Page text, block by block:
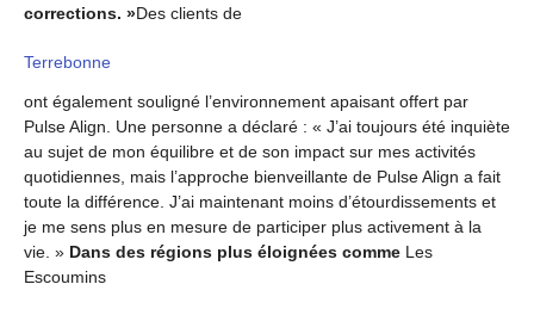
corrections. »Des clients de
Terrebonne
ont également souligné l’environnement apaisant offert par
Pulse Align. Une personne a déclaré : « J’ai toujours été inquiète
au sujet de mon équilibre et de son impact sur mes activités
quotidiennes, mais l’approche bienveillante de Pulse Align a fait
toute la différence. J’ai maintenant moins d’étourdissements et
je me sens plus en mesure de participer plus activement à la
vie. » Dans des régions plus éloignées comme Les
Escoumins